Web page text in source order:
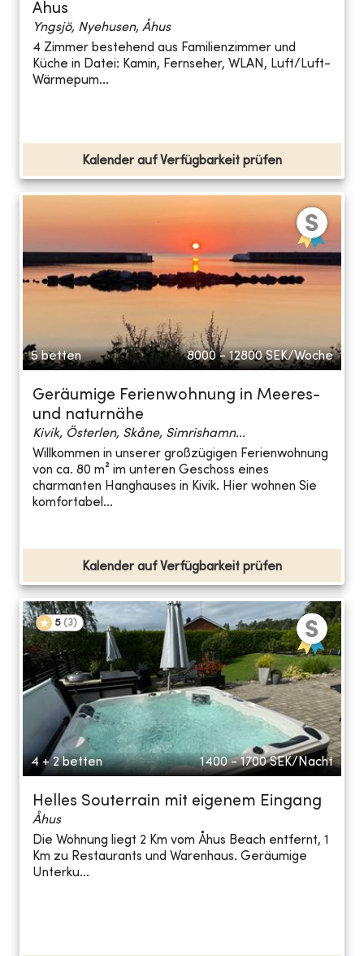
Åhus
Yngsjö, Nyehusen, Åhus
4 Zimmer bestehend aus Familienzimmer und
Küche in Datei: Kamin, Fernseher, WLAN, Luft/Luft-
Wärmepum...
Kalender auf Verfügbarkeit prüfen
5 betten 8000 - 12800 SEK/Woche
Geräumige Ferienwohnung in Meeres-
und naturnähe
Kivik, Österlen, Skåne, Simrishamn...
Willkommen in unserer großzügigen Ferienwohnung
von ca. 80 m² im unteren Geschoss eines
charmanten Hanghauses in Kivik. Hier wohnen Sie
komfortabel...
Kalender auf Verfügbarkeit prüfen
5 (3)
4 + 2 betten 1400 - 1700 SEK/Nacht
Helles Souterrain mit eigenem Eingang
Åhus
Die Wohnung liegt 2 Km vom Åhus Beach entfernt, 1
Km zu Restaurants und Warenhaus. Geräumige
Unterku...